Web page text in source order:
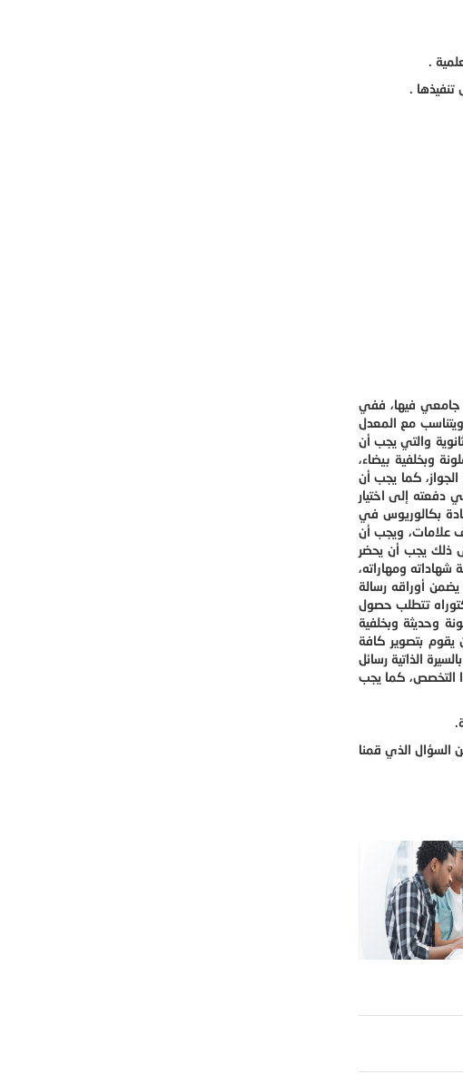
.
.
جامعي فيها، ففي
مع المعدل
والتي يجب أن
وبخلفية بيضاء،
كما يجب أن
دفعته إلى اختيار
بكالوريوس في
علامات، ويجب أن
ذلك يجب أن يحضر
ومهاراته،
أوراقه رسالة
تتطلب حصول
وحديثة وبخلفية
بتصوير كافة
الذاتية رسائل
التخصص، كما يجب
السؤال الذي قمنا